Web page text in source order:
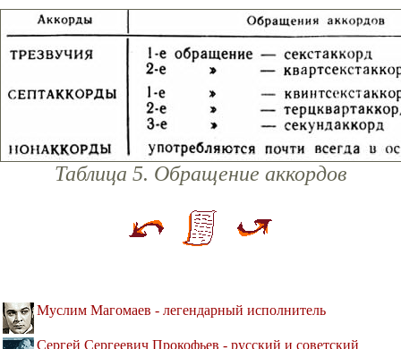
Таблица 5. Обращение аккордов
Муслим Магомаев - легендарный исполнитель
Сергей Сергеевич Прокофьев - русский и советский